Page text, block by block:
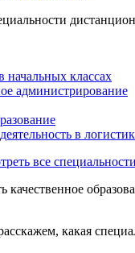
начальных классах
администрирование
в
все специальности
качественное
какая